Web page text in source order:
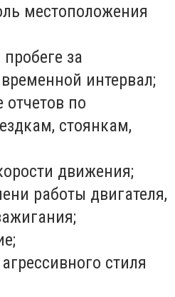
местоположения
за
интервал;
по
стоянкам,
движения;
работы двигателя,
стиля